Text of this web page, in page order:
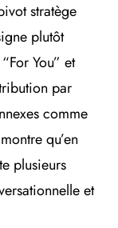
stratège
plutôt
You” et
par
comme
montre qu’en
plusieurs
et